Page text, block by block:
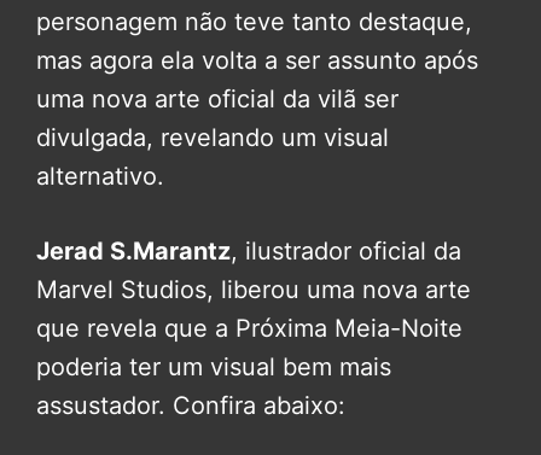
personagem não teve tanto destaque,
mas agora ela volta a ser assunto após
uma nova arte oficial da vilã ser
divulgada, revelando um visual
alternativo.
Jerad S.Marantz, ilustrador oficial da
Marvel Studios, liberou uma nova arte
que revela que a Próxima Meia-Noite
poderia ter um visual bem mais
assustador. Confira abaixo: